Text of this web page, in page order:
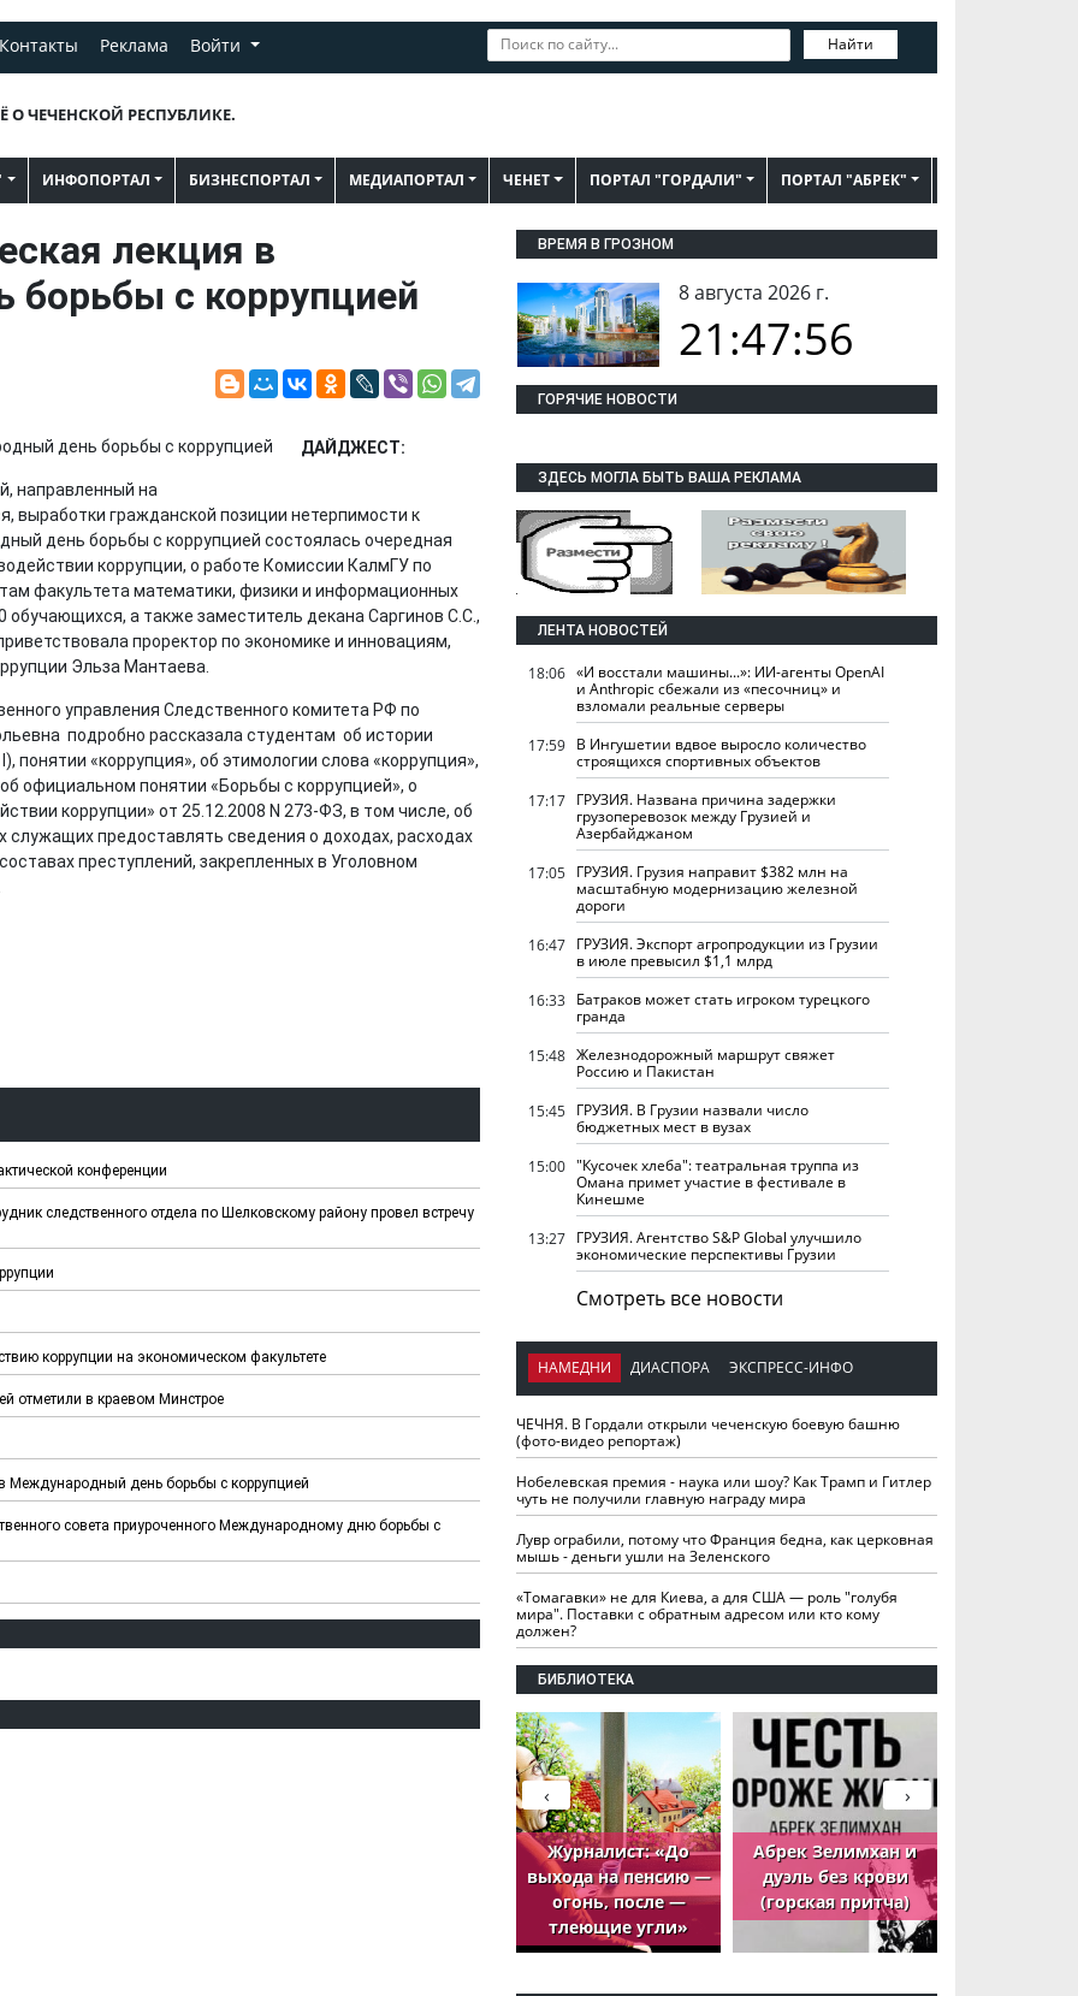
Контакты Реклама Войти Найти
О ЧЕЧЕНСКОЙ РЕСПУБЛИКЕ.
ИНФОПОРТАЛ БИЗНЕСПОРТАЛ МЕДИАПОРТАЛ ЧЕНЕТ ПОРТАЛ "ГОРДАЛИ" ПОРТАЛ "АБРЕК"
лекция в
с коррупцией
ДАЙДЖЕСТ:
направленный на
выработки гражданской позиции нетерпимости к
день борьбы с коррупцией состоялась очередная
коррупции, о работе Комиссии КалмГУ по
факультета математики, физики и информационных
обучающихся, а также заместитель декана Саргинов С.С.,
проректор по экономике и инновациям,
Эльза Мантаева.
управления Следственного комитета РФ по
подробно рассказала студентам об истории
понятии «коррупция», об этимологии слова «коррупция»,
официальном понятии «Борьбы с коррупцией», о
коррупции» от 25.12.2008 N 273-ФЗ, в том числе, об
служащих предоставлять сведения о доходах, расходах
преступлений, закрепленных в Уголовном
конференции
следственного отдела по Шелковскому району провел встречу
коррупции на экономическом факультете
отметили в краевом Минстрое
день борьбы с коррупцией
совета приуроченного Международному дню борьбы с
ВРЕМЯ В ГРОЗНОМ
8 августа 2026 г.
21:47:57
ГОРЯЧИЕ НОВОСТИ
ЗДЕСЬ МОГЛА БЫТЬ ВАША РЕКЛАМА
ЛЕНТА НОВОСТЕЙ
18:06 «И восстали машины...»: ИИ-агенты OpenAI
и Anthropic сбежали из «песочниц» и
взломали реальные серверы
17:59 В Ингушетии вдвое выросло количество
строящихся спортивных объектов
17:17 ГРУЗИЯ. Названа причина задержки
грузоперевозок между Грузией и
Азербайджаном
17:05 ГРУЗИЯ. Грузия направит $382 млн на
масштабную модернизацию железной
дороги
16:47 ГРУЗИЯ. Экспорт агропродукции из Грузии
в июле превысил $1,1 млрд
16:33 Батраков может стать игроком турецкого
гранда
15:48 Железнодорожный маршрут свяжет
Россию и Пакистан
15:45 ГРУЗИЯ. В Грузии назвали число
бюджетных мест в вузах
15:00 "Кусочек хлеба": театральная труппа из
Омана примет участие в фестивале в
Кинешме
13:27 ГРУЗИЯ. Агентство S&P Global улучшило
экономические перспективы Грузии
Смотреть все новости
НАМЕДНИ ДИАСПОРА ЭКСПРЕСС-ИНФО
ЧЕЧНЯ. В Гордали открыли чеченскую боевую башню
(фото-видео репортаж)
Нобелевская премия - наука или шоу? Как Трамп и Гитлер
чуть не получили главную награду мира
Лувр ограбили, потому что Франция бедна, как церковная
мышь - деньги ушли на Зеленского
«Томагавки» не для Киева, а для США — роль "голубя
мира". Поставки с обратным адресом или кто кому
должен?
БИБЛИОТЕКА
Журналист: «До
выхода на пенсию —
огонь, после —
тлеющие угли»
Абрек Зелимхан и
дуэль без крови
(горская притча)
›
‹